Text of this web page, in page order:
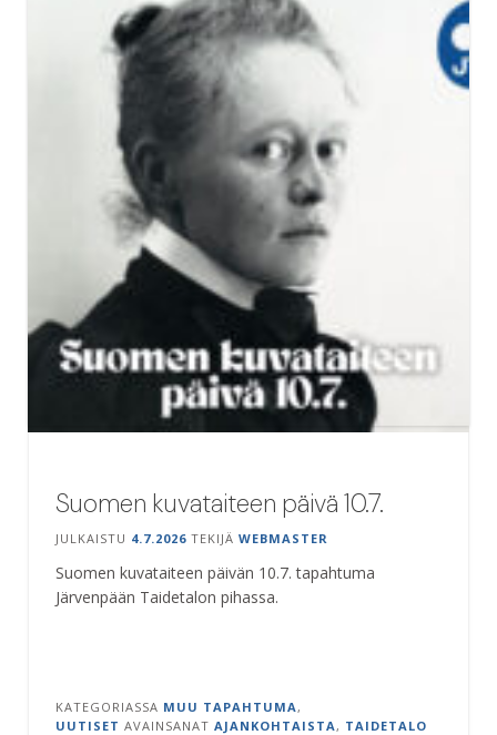
Suomen kuvataiteen päivä 10.7.
JULKAISTU 4.7.2026 TEKIJÄ WEBMASTER
Suomen kuvataiteen päivän 10.7. tapahtuma
Järvenpään Taidetalon pihassa.
KATEGORIASSA MUU TAPAHTUMA ,
UUTISET AVAINSANAT AJANKOHTAISTA , TAIDETALO